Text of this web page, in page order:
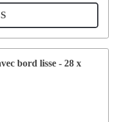
bord lisse - 28 x